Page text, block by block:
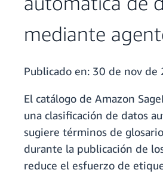
mediante
Publicado en: 30 de nov de
El catálogo de Amazon
una clasificación de datos
sugiere términos de
durante la publicación de
reduce el esfuerzo de